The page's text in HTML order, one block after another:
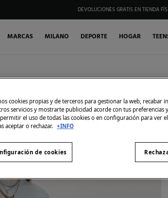
HAZTE SOCIO DE MY FIFTY CLUB Y RECIBE
MARCAS MILANO DEPORTE HOGAR
cookies propias y de terceros para gestionar la web, recabar
servicios y mostrarte publicidad acorde con tus preferencias
el uso de todas las cookies o en configuración para ver
aceptar o rechazar. +INFO
de cookies